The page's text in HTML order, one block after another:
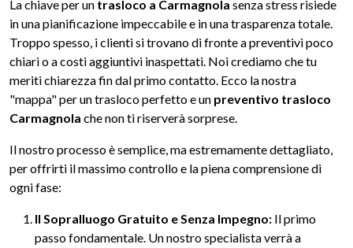
La chiave per un trasloco a Carmagnola senza stress risiede
in una pianificazione impeccabile e in una trasparenza totale.
Troppo spesso, i clienti si trovano di fronte a preventivi poco
chiari o a costi aggiuntivi inaspettati. Noi crediamo che tu
meriti chiarezza fin dal primo contatto. Ecco la nostra
"mappa" per un trasloco perfetto e un preventivo trasloco
Carmagnola che non ti riserverà sorprese.
Il nostro processo è semplice, ma estremamente dettagliato,
per offrirti il massimo controllo e la piena comprensione di
ogni fase:
Il Sopralluogo Gratuito e Senza Impegno: Il primo
passo fondamentale. Un nostro specialista verrà a